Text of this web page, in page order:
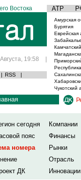
Востока АТР
19:58 |
| RSS |
Амурская
Бурятия
Еврейская
Чукотский
сегодня
Компании
пояс
Финансы
номера
Рынки
Отрасль
ДК
Инновации